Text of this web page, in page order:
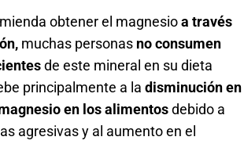
obtener el magnesioa través
muchas personas no consumen
de este mineral en su dieta
principalmente a la disminución en
en los alimentosdebido a
agresivas y al aumento en el